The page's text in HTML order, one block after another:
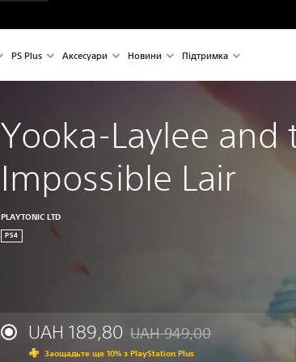
PS Plus Аксесуари Новини Підтримка
Yooka-Laylee and
Impossible Lair
PLAYTONIC LTD
PS4
UAH 189,80 Знижка від початкової ціни
UAH 949,00
Заощадьте ще 10% з PlayStation Plus